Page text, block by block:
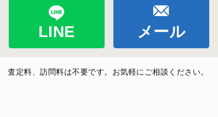
LINE メール
査定料、訪問料は不要です。お気軽にご相談ください。